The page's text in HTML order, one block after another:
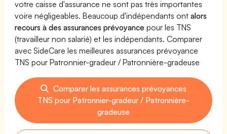
votre caisse d'assurance ne sont pas très importantes
voire négligeables. Beaucoup d'indépendants ontalors
recours à des assurances prévoyance pour les TNS
(travailleur non salarié) et les indépendants. Comparer
avec SideCare les meilleures assurances prévoyance
TNS pour Patronnier-gradeur / Patronnière-gradeuse
Comparer les assurances prévoyances
TNS pour Patronnier-gradeur / Patronnière-
gradeuse